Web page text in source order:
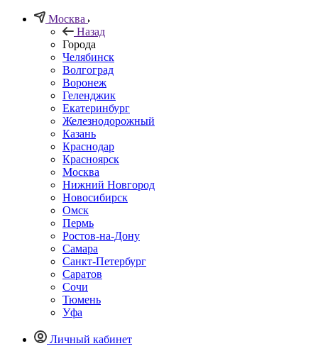
Москва
Назад
Города
Челябинск
Волгоград
Воронеж
Геленджик
Екатеринбург
Железнодорожный
Казань
Краснодар
Красноярск
Москва
Нижний Новгород
Новосибирск
Омск
Пермь
Ростов-на-Дону
Самара
Санкт-Петербург
Саратов
Сочи
Тюмень
Уфа
Личный кабинет